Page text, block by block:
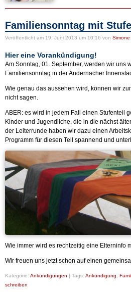
Familiensonntag mit
Veröffentlicht am 19. Juni 2013 um 10:16 von
Hier eine Vorankündigung!
Am Sonntag, 01. September, werden wir uns
Familiensonntag in der Andernacher
Wie genau das aussehen wird, können wir
nicht sagen.
ABER: es wird in jedem Fall einen Stufenteil
Kinder und Jugendliche, die in die nächst
der Leiterrunde haben wir dazu einen
Programm für diesen Teil spannend und
Wie immer wird es rechtzeitig eine Elterninfo
Wir freuen uns jetzt schon auf einen
Kategorie: Ankündigungen | Tags: Ankündigung
schreiben